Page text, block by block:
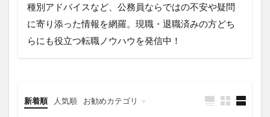
種別アドバイスなど、公務員ならではの不安や疑問
に寄り添った情報を網羅。現職・退職済みの方どち
らにも役立つ転職ノウハウを発信中！
新着順 人気順 お勧めカテゴリ